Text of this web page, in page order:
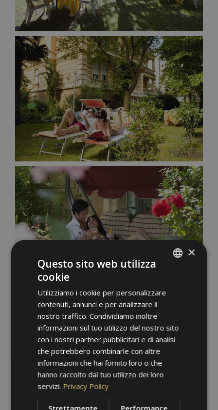
GERMAN
×
Questo sito web utilizza
cookie
Utilizziamo i cookie per personalizzare
contenuti, annunci e per analizzare il
nostro traffico. Condividiamo inoltre
informazioni sul tuo utilizzo del nostro sito
con i nostri partner pubblicitari e di analisi
che potrebbero combinarle con altre
informazioni che hai fornito loro o che
hanno raccolto dal tuo utilizzo dei loro
servizi. Privacy Policy
Strettamente Performance